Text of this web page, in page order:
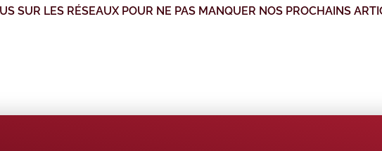
SUR LES RÉSEAUX POUR NE PAS MANQUER NOS PROCHAINS